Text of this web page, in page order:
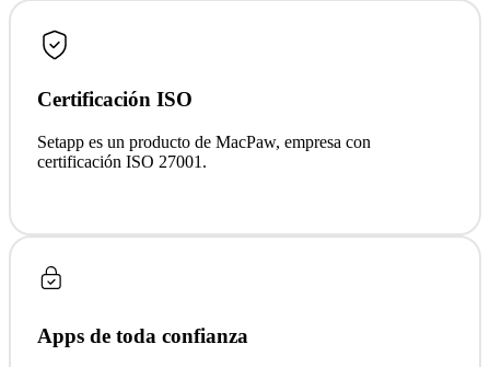
Certificación ISO
Setapp es un producto de MacPaw, empresa con
certificación ISO 27001.
Apps de toda confianza